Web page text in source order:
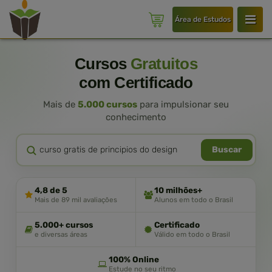
Área de Estudos
Cursos Gratuitos
com Certificado
Mais de 5.000 cursos para impulsionar seu
conhecimento
Buscar
4,8 de 5
Mais de 89 mil avaliações
10 milhões+
Alunos em todo o Brasil
5.000+ cursos
e diversas áreas
Certificado
Válido em todo o Brasil
100% Online
Estude no seu ritmo